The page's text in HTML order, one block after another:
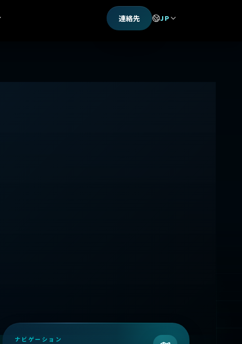
連絡先 JP
ナビゲーション